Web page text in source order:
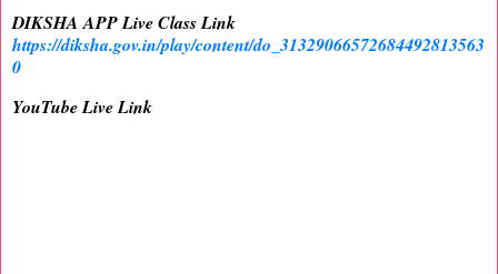
DIKSHA APP Live Class Link
https://diksha.gov.in/play/content/do_31329066572684492813563
0
YouTube Live Link